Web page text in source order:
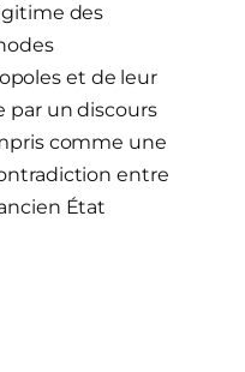
des
et de leur
par un discours
comme une
entre
État